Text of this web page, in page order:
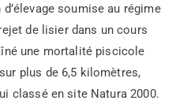
soumise au régime
de lisier dans un cours
une mortalité piscicole
plus de 6,5 kilomètres,
classé en site Natura 2000.